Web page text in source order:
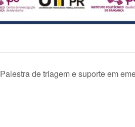
Palestra de triagem e suporte em